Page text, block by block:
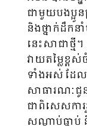
ជាមួយបងប្អូន
និងថ្នាក់ដឹកនាំ
នេះសាជាថ្
វាយតម្លៃខ្ព
ទាំងអស់ ដែល
សាធារណៈជូ
ជាពិសេសការ
សណ្តាប់ធ្នាប់